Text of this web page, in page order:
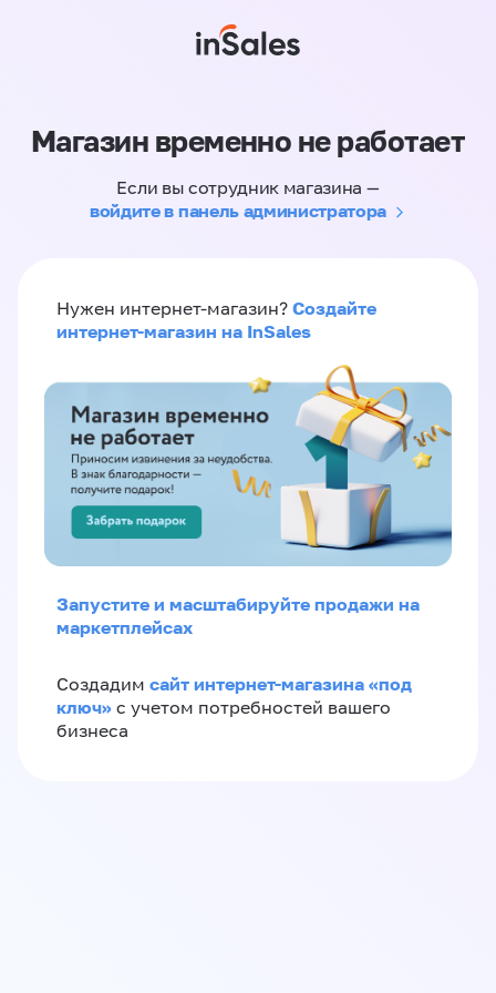
Магазин временно не работает
Если вы сотрудник магазина —
войдите в панель администратора
Нужен интернет-магазин? Создайте
интернет-магазин на InSales
Запустите и масштабируйте продажи на
маркетплейсах
Создадим сайт интернет-магазина «под
ключ» с учетом потребностей вашего
бизнеса